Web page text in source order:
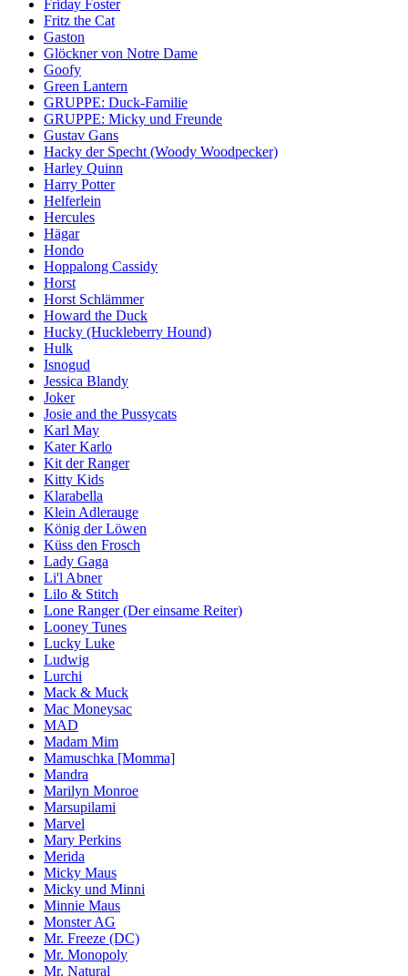
Friday Foster
Fritz the Cat
Gaston
Glöckner von Notre Dame
Goofy
Green Lantern
GRUPPE: Duck-Familie
GRUPPE: Micky und Freunde
Gustav Gans
Hacky der Specht (Woody Woodpecker)
Harley Quinn
Harry Potter
Helferlein
Hercules
Hägar
Hondo
Hoppalong Cassidy
Horst
Horst Schlämmer
Howard the Duck
Hucky (Huckleberry Hound)
Hulk
Isnogud
Jessica Blandy
Joker
Josie and the Pussycats
Karl May
Kater Karlo
Kit der Ranger
Kitty Kids
Klarabella
Klein Adlerauge
König der Löwen
Küss den Frosch
Lady Gaga
Li'l Abner
Lilo & Stitch
Lone Ranger (Der einsame Reiter)
Looney Tunes
Lucky Luke
Ludwig
Lurchi
Mack & Muck
Mac Moneysac
MAD
Madam Mim
Mamuschka [Momma]
Mandra
Marilyn Monroe
Marsupilami
Marvel
Mary Perkins
Merida
Micky Maus
Micky und Minni
Minnie Maus
Monster AG
Mr. Freeze (DC)
Mr. Monopoly
Mr. Natural